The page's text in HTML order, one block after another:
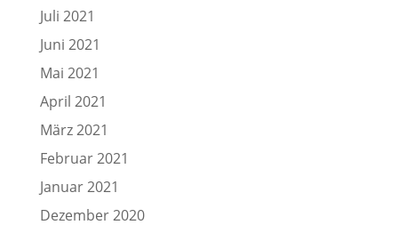
Juli 2021
Juni 2021
Mai 2021
April 2021
März 2021
Februar 2021
Januar 2021
Dezember 2020